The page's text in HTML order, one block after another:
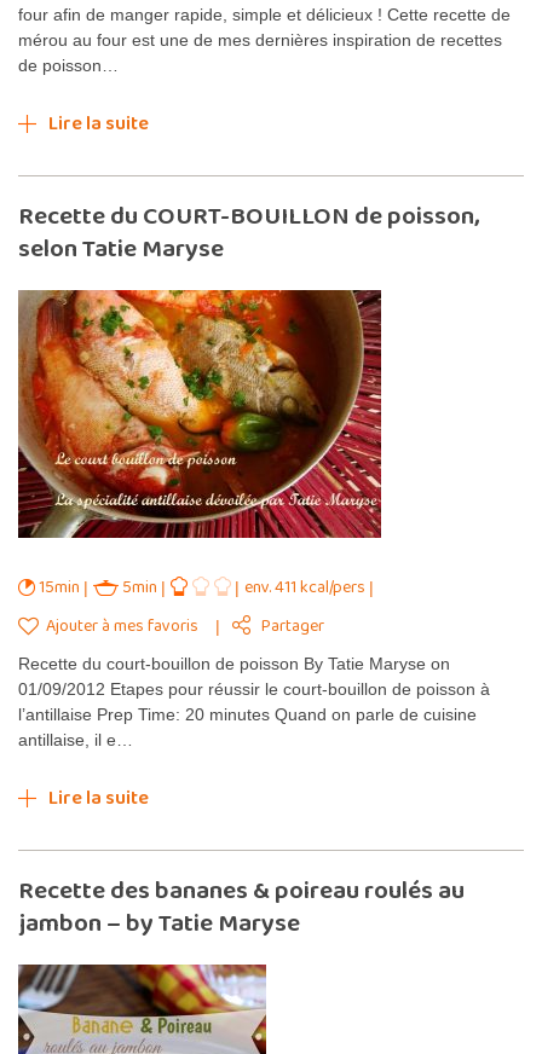
four afin de manger rapide, simple et délicieux ! Cette recette de
mérou au four est une de mes dernières inspiration de recettes
de poisson…
Lire la suite
Recette du COURT-BOUILLON de poisson,
selon Tatie Maryse
15min 5min
env. 411 kcal/pers
Ajouter à mes favoris
Partager
Recette du court-bouillon de poisson By Tatie Maryse on
01/09/2012 Etapes pour réussir le court-bouillon de poisson à
l’antillaise Prep Time: 20 minutes Quand on parle de cuisine
antillaise, il e…
Lire la suite
Recette des bananes & poireau roulés au
jambon – by Tatie Maryse